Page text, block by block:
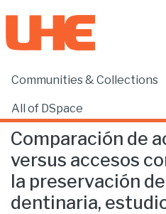
Communities & Collections
All of DSpace
Statistics
Home
Comparación de
versus accesos
la preservación
dentinaria,